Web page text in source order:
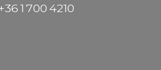
1 700 4210